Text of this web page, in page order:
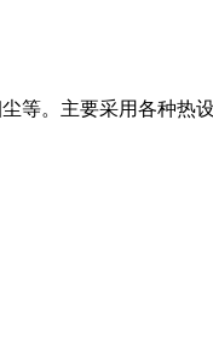
。主要采用各种热